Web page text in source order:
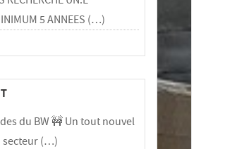
5 ANNEES (…)
du BW 🚧 Un tout nouvel
secteur (…)